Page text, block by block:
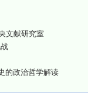
文献研究室
的政治哲学解读